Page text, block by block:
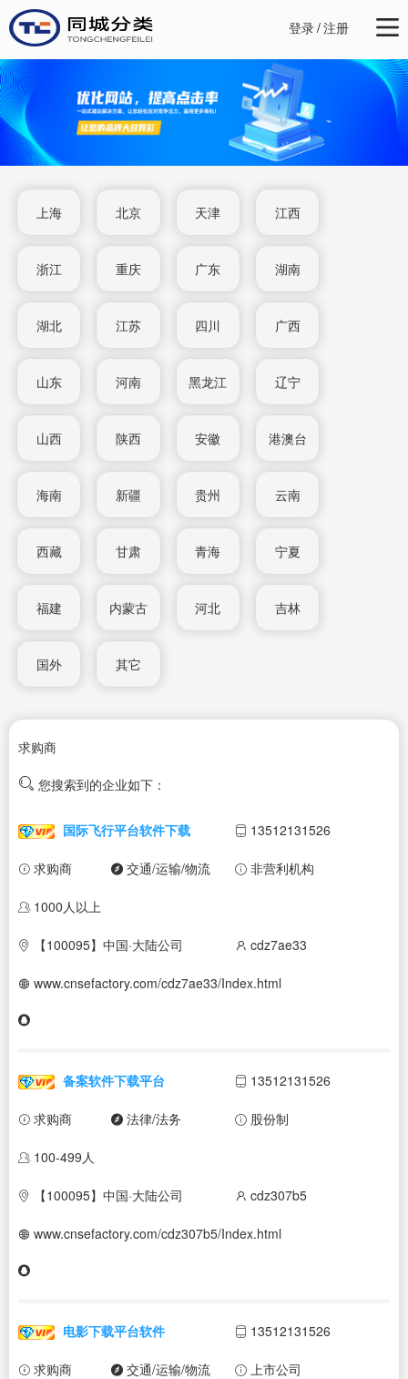
登录/注册
上海 北京 天津 江西
浙江 重庆 广东 湖南
湖北 江苏 四川 广西
山东 河南 黑龙江 辽宁
山西 陕西 安徽 港澳台
海南 新疆 贵州 云南
西藏 甘肃 青海 宁夏
福建 内蒙古 河北 吉林
国外 其它
求购商
您搜索到的企业如下：
国际飞行平台软件下载 13512131526
求购商 交通/运输/物流 非营利机构
1000人以上
【100095】中国·大陆公司 cdz7ae33
www.cnsefactory.com/cdz7ae33/Index.html
备案软件下载平台 13512131526
求购商 法律/法务 股份制
100-499人
【100095】中国·大陆公司 cdz307b5
www.cnsefactory.com/cdz307b5/Index.html
电影下载平台软件 13512131526
求购商 交通/运输/物流 上市公司